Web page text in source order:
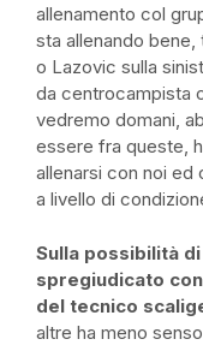
allenamento col
sta allenando
o Lazovic sulla
da centrocampista
vedremo domani,
essere fra queste,
allenarsi con noi ed
a livello di
Sulla possibilità
spregiudicato
del tecnico
altre ha meno